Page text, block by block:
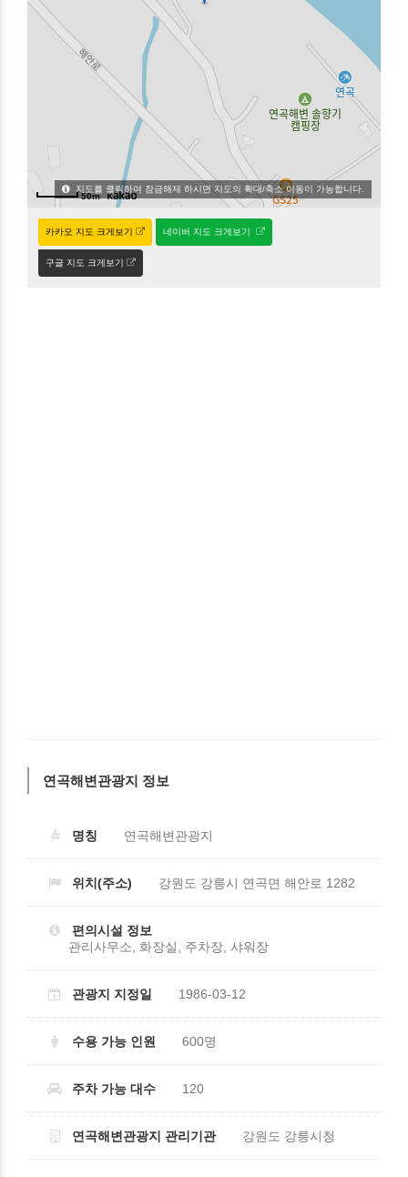
지도를 클릭하여 잠금해제 하시면 지도의 확대/축소 이동이 가능합니다.
50m
카카오 지도 크게보기 네이버 지도 크게보기
구글 지도 크게보기
연곡해변관광지 정보
명칭 연곡해변관광지
위치(주소) 강원도 강릉시 연곡면 해안로 1282
편의시설 정보
관리사무소, 화장실, 주차장, 샤워장
관광지 지정일 1986-03-12
수용 가능 인원 600명
주차 가능 대수 120
연곡해변관광지 관리기관 강원도 강릉시청